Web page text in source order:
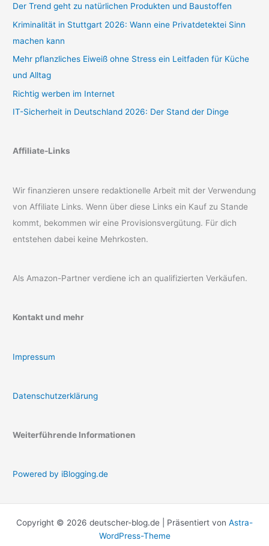
Der Trend geht zu natürlichen Produkten und Baustoffen
Kriminalität in Stuttgart 2026: Wann eine Privatdetektei Sinn
machen kann
Mehr pflanzliches Eiweiß ohne Stress ein Leitfaden für Küche
und Alltag
Richtig werben im Internet
IT-Sicherheit in Deutschland 2026: Der Stand der Dinge
Affiliate-Links
Wir finanzieren unsere redaktionelle Arbeit mit der Verwendung
von Affiliate Links. Wenn über diese Links ein Kauf zu Stande
kommt, bekommen wir eine Provisionsvergütung. Für dich
entstehen dabei keine Mehrkosten.
Als Amazon-Partner verdiene ich an qualifizierten Verkäufen.
Kontakt und mehr
Impressum
Datenschutzerklärung
Weiterführende Informationen
Powered by iBlogging.de
Copyright © 2026 deutscher-blog.de | Präsentiert von Astra-
WordPress-Theme